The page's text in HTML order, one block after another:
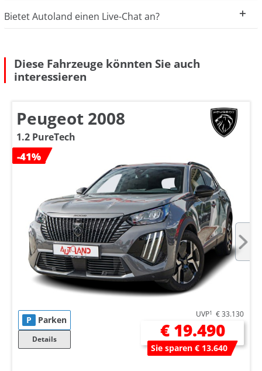
Bietet Autoland einen Live-Chat an?
Diese Fahrzeuge könnten Sie auch
interessieren
Peugeot 2008
1.2 PureTech
-41%
P Parken
Details
UVP1 € 33.130
€ 19.490
Sie sparen € 13.640